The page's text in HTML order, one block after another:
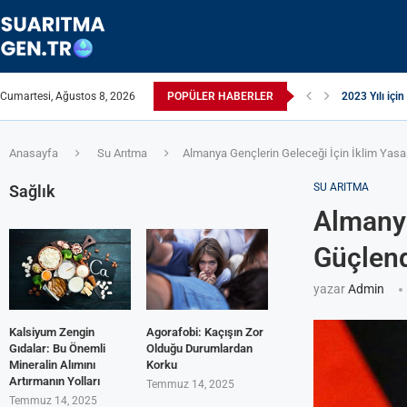
Cumartesi, Ağustos 8, 2026 POPÜLER HABERLER 2023 Yılı
Anasayfa Su Arıtma Almanya Gençlerin Geleceği İçin İklim
SU ARITMA
yazarAdmin
Sağlık
Kalsiyum Zengin
Gıdalar: Bu Önemli
Mineralin Alımını
Artırmanın Yolları
Temmuz 14, 2025
Agorafobi: Kaçışın Zor
Olduğu Durumlardan
Korku
Temmuz 14, 2025